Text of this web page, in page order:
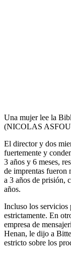
Una mujer lee la
(NICOLAS
El director y dos
fuertemente y
3 años y 6 meses,
de imprentas fueron
a 3 años de prisión,
años.
Incluso los servicios
estrictamente. En
empresa de
Henan, le dijo a
estricto sobre los